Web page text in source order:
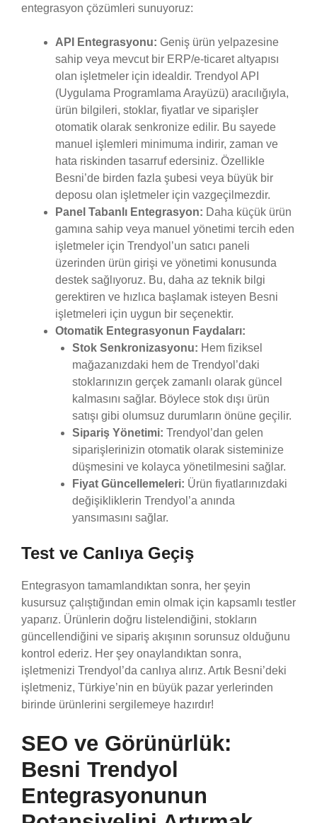
entegrasyon çözümleri sunuyoruz:
API Entegrasyonu: Geniş ürün yelpazesine
sahip veya mevcut bir ERP/e-ticaret altyapısı
olan işletmeler için idealdir. Trendyol API
(Uygulama Programlama Arayüzü) aracılığıyla,
ürün bilgileri, stoklar, fiyatlar ve siparişler
otomatik olarak senkronize edilir. Bu sayede
manuel işlemleri minimuma indirir, zaman ve
hata riskinden tasarruf edersiniz. Özellikle
Besni’de birden fazla şubesi veya büyük bir
deposu olan işletmeler için vazgeçilmezdir.
Panel Tabanlı Entegrasyon: Daha küçük ürün
gamına sahip veya manuel yönetimi tercih eden
işletmeler için Trendyol’un satıcı paneli
üzerinden ürün girişi ve yönetimi konusunda
destek sağlıyoruz. Bu, daha az teknik bilgi
gerektiren ve hızlıca başlamak isteyen Besni
işletmeleri için uygun bir seçenektir.
Otomatik Entegrasyonun Faydaları:
Stok Senkronizasyonu: Hem fiziksel
mağazanızdaki hem de Trendyol’daki
stoklarınızın gerçek zamanlı olarak güncel
kalmasını sağlar. Böylece stok dışı ürün
satışı gibi olumsuz durumların önüne geçilir.
Sipariş Yönetimi: Trendyol’dan gelen
siparişlerinizin otomatik olarak sisteminize
düşmesini ve kolayca yönetilmesini sağlar.
Fiyat Güncellemeleri: Ürün fiyatlarınızdaki
değişikliklerin Trendyol’a anında
yansımasını sağlar.
Test ve Canlıya Geçiş
Entegrasyon tamamlandıktan sonra, her şeyin
kusursuz çalıştığından emin olmak için kapsamlı testler
yaparız. Ürünlerin doğru listelendiğini, stokların
güncellendiğini ve sipariş akışının sorunsuz olduğunu
kontrol ederiz. Her şey onaylandıktan sonra,
işletmenizi Trendyol’da canlıya alırız. Artık Besni’deki
işletmeniz, Türkiye’nin en büyük pazar yerlerinden
birinde ürünlerini sergilemeye hazırdır!
SEO ve Görünürlük:
Besni Trendyol
Entegrasyonunun